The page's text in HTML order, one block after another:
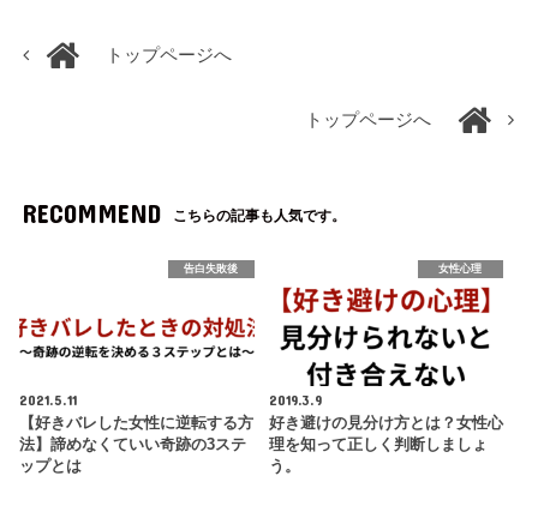
トップページへ
トップページへ
RECOMMEND こちらの記事も人気です。
告白失敗後
2021.5.11
【好きバレした女性に逆転する方
法】諦めなくていい奇跡の3ステ
ップとは
女性心理
2019.3.9
好き避けの見分け方とは？女性心
理を知って正しく判断しましょ
う。